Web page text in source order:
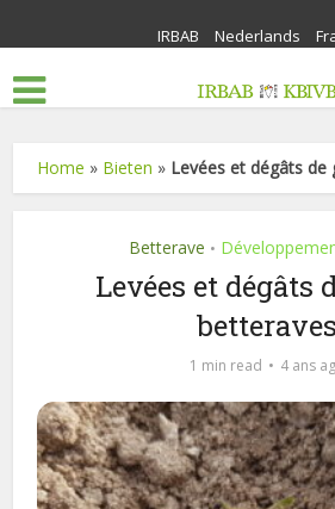
IRBAB Nederlands
Home » Bieten » Levées et dégâts de
Betterave •
Levées et dégâts
betteraves
1 min read 4 ans